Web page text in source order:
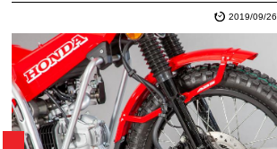
2019/09/26